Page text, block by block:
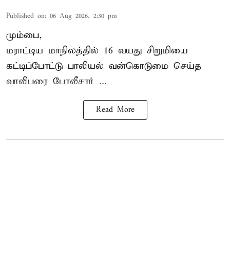
Published on: 06 Aug 2026, 2:30 pm
மும்பை,
மராட்டிய மாநிலத்தில் 16 வயது சிறுமியை
கட்டிப்போட்டு பாலியல் வன்கொடுமை செய்த
வாலிபரை போலீசார் ...
Read More